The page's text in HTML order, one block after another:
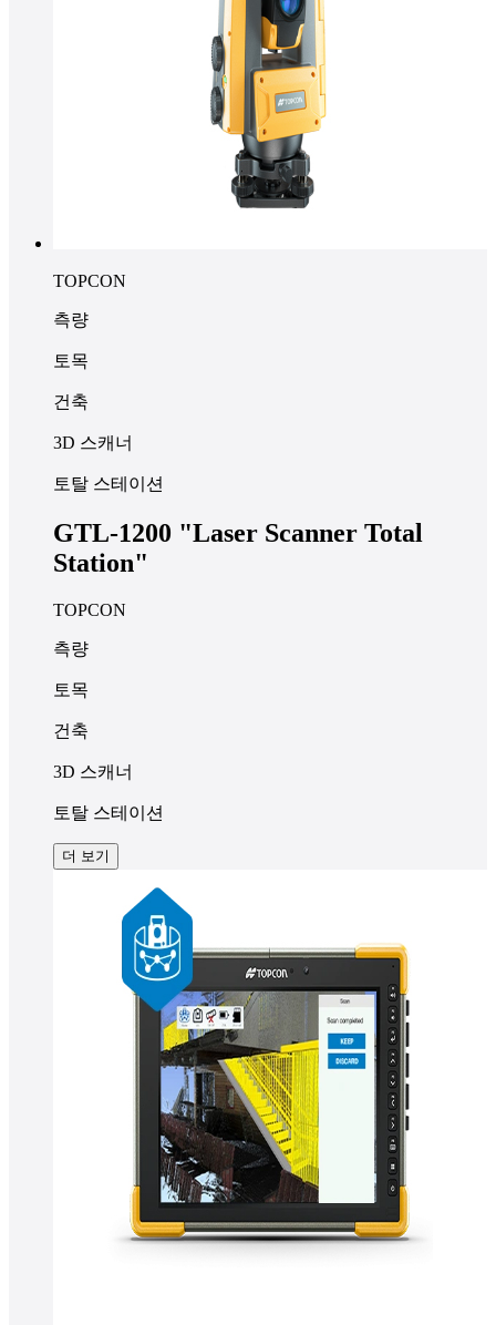
TOPCON
측량
토목
건축
3D 스캐너
토탈 스테이션
GTL-1200 "Laser Scanner Total
Station"
TOPCON
측량
토목
건축
3D 스캐너
토탈 스테이션
더 보기